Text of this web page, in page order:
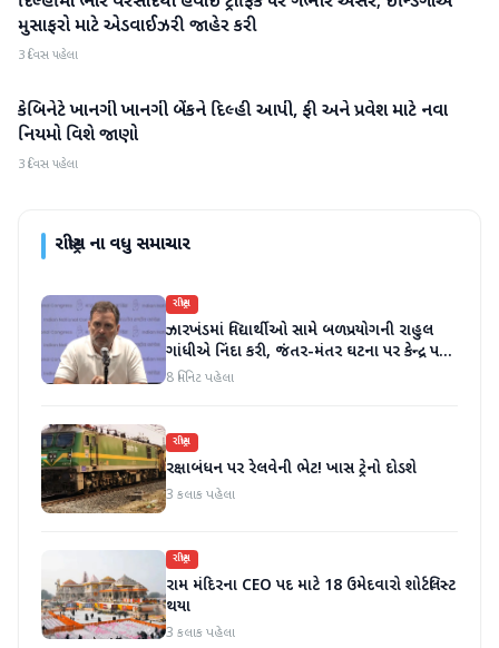
મુસાફરો માટે એડવાઈઝરી જાહેર કરી
3 દિવસ પહેલા
રાષ્ટ્રીય
કેબિનેટે ખાનગી ખાનગી બેંકને દિલ્હી આપી, ફી અને પ્રવેશ માટે નવા
નિયમો વિશે જાણો
3 દિવસ પહેલા
રાષ્ટ્રીયના વધુ સમાચાર
રાષ્ટ્રીય
ઝારખંડમાં વિદ્યાર્થીઓ સામે બળપ્રયોગની રાહુલ
ગાંધીએ નિંદા કરી, જંતર-મંતર ઘટના પર કેન્દ્ર પર
સવાલ ઉઠાવ્યા
8 મિનિટ પહેલા
રાષ્ટ્રીય
રક્ષાબંધન પર રેલવેની ભેટ! ખાસ ટ્રેનો દોડશે
3 કલાક પહેલા
રાષ્ટ્રીય
રામ મંદિરના CEO પદ માટે 18 ઉમેદવારો શોર્ટલિસ્ટ
થયા
3 કલાક પહેલા